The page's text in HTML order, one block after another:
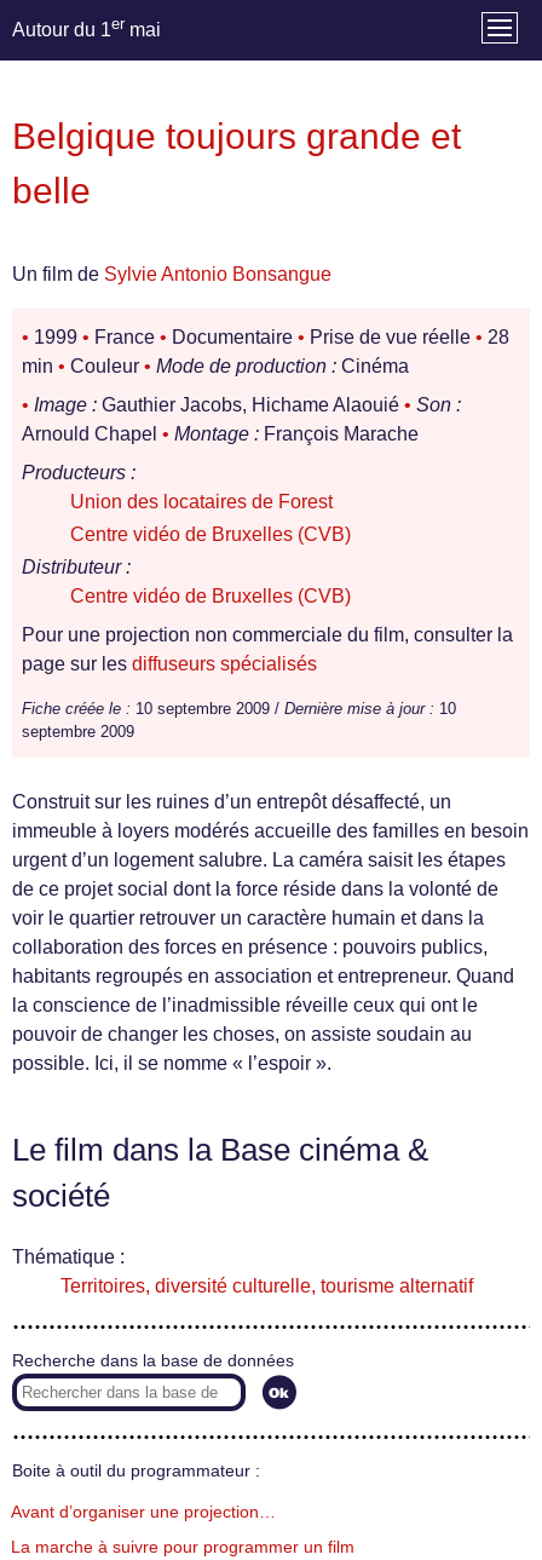
Autour du 1er mai
Belgique toujours grande et
belle
Un film de Sylvie Antonio Bonsangue
• 1999 • France • Documentaire • Prise de vue réelle • 28
min • Couleur • Mode de production : Cinéma
• Image : Gauthier Jacobs, Hichame Alaouié • Son :
Arnould Chapel • Montage : François Marache
Producteurs :
Union des locataires de Forest
Centre vidéo de Bruxelles (CVB)
Distributeur :
Centre vidéo de Bruxelles (CVB)
Pour une projection non commerciale du film, consulter la
page sur les diffuseurs spécialisés
Fiche créée le : 10 septembre 2009 / Dernière mise à jour : 10
septembre 2009
Construit sur les ruines d’un entrepôt désaffecté, un
immeuble à loyers modérés accueille des familles en besoin
urgent d’un logement salubre. La caméra saisit les étapes
de ce projet social dont la force réside dans la volonté de
voir le quartier retrouver un caractère humain et dans la
collaboration des forces en présence : pouvoirs publics,
habitants regroupés en association et entrepreneur. Quand
la conscience de l’inadmissible réveille ceux qui ont le
pouvoir de changer les choses, on assiste soudain au
possible. Ici, il se nomme « l’espoir ».
Le film dans la Base cinéma &
société
Thématique :
Territoires, diversité culturelle, tourisme alternatif
Recherche dans la base de données
Boite à outil du programmateur :
Avant d’organiser une projection…
La marche à suivre pour programmer un film